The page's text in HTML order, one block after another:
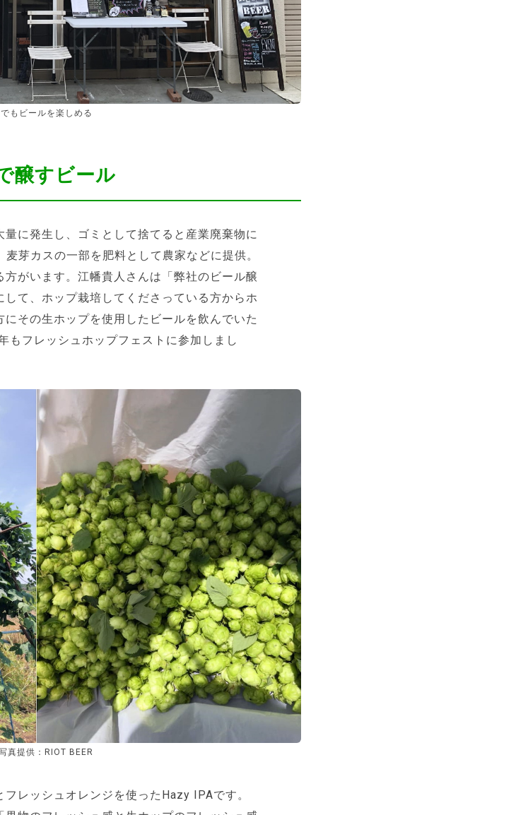
もビールを楽しめる
醸すビール
に発生し、ゴミとして捨てると産業廃棄物に
芽カスの一部を肥料として農家などに提供。
がいます。江幡貴人さんは「弊社のビール醸
て、ホップ栽培してくださっている方からホ
その生ホップを使用したビールを飲んでいた
もフレッシュホップフェストに参加しまし
真提供：RIOT BEER
レッシュオレンジを使ったHazy IPAです。